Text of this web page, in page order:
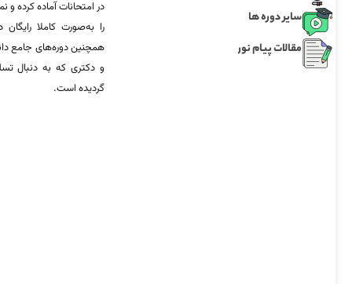
سایر دوره ها
مقالات پیام نور
در امتحانات آماده‌ کرده
را به‌صورت کاملا
همچنین دوره‌های جامع
و دکتری که به دنبال
گردیده است.